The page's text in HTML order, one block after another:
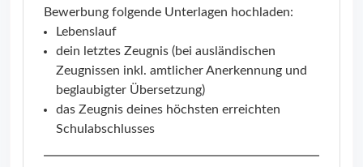
Bewerbung folgende Unterlagen hochladen:
Lebenslauf
dein letztes Zeugnis (bei ausländischen
Zeugnissen inkl. amtlicher Anerkennung und
beglaubigter Übersetzung)
das Zeugnis deines höchsten erreichten
Schulabschlusses